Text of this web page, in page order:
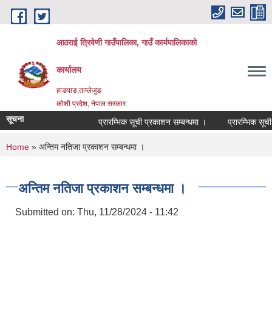
Skip to main content
आठराई त्रिवेणी गाउँपालिका, गाउँ कार्यपालिकाको
कार्यालय
हाङपाङ,ताप्लेजुङ
कोशी प्रदेश, नेपाल सरकार
सूचना प्रारम्भिक सूची प्रकाशन सम्बन्धमा । प्रारम्भिक सूची
You are here
Home » अन्तिम नतिजा प्रकाशन सम्बन्धमा ।
अन्तिम नतिजा प्रकाशन सम्बन्धमा ।
Submitted on: Thu, 11/28/2024 - 11:42